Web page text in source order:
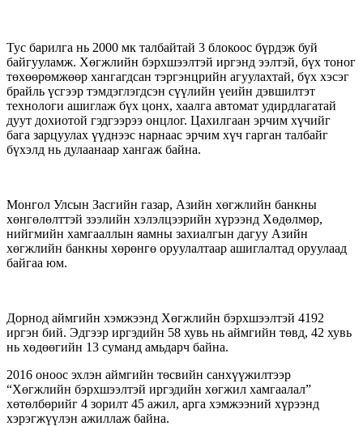
Тус барилга нь 2000 мк талбайтай 3 блокоос бүрдэж буй
байгууламж. Хөгжлийн бэрхшээлтэй иргэнд ээлтэй, бүх тоног
төхөөрөмжөөр хангагдсан тэргэнцрийн агуулахтай, бүх хэсэг
брайль үсгээр тэмдэглэгдсэн сүүлийн үеийн дэвшилтэт
технологи ашиглаж бүх цонх, хаалга автомат удирдлагатай
дуут дохиотой гэдгээрээ онцлог. Цахилгаан эрчим хүчийг
бага зарцуулах үүднээс нарнаас эрчим хүч гарган талбайг
бүхэлд нь дулаанаар хангаж байна.
Монгол Улсын Засгийн газар, Азийн хөгжлийн банкны
хөнгөлөлттэй зээлийн хэлэлцээрийн хүрээнд Хөдөлмөр,
нийгмийн хамгааллын яамны захиалгын дагуу Азийн
хөгжлийн банкны хөрөнгө оруулалтаар ашиглалтад оруулаад
байгаа юм.
Дорнод аймгийн хэмжээнд Хөгжлийн бэрхшээлтэй 4192
иргэн бий. Эдгээр иргэдийн 58 хувь нь аймгийн төвд, 42 хувь
нь хөдөөгийн 13 суманд амьдарч байна.
2016 оноос эхлэн аймгийн төсвийн санхүүжилтээр
“Хөгжлийн бэрхшээлтэй иргэдийн хөгжил хамгаалал”
хөтөлбөрийг 4 зорилт 45 ажил, арга хэмжээний хүрээнд
хэрэгжүүлэн ажиллаж байна.